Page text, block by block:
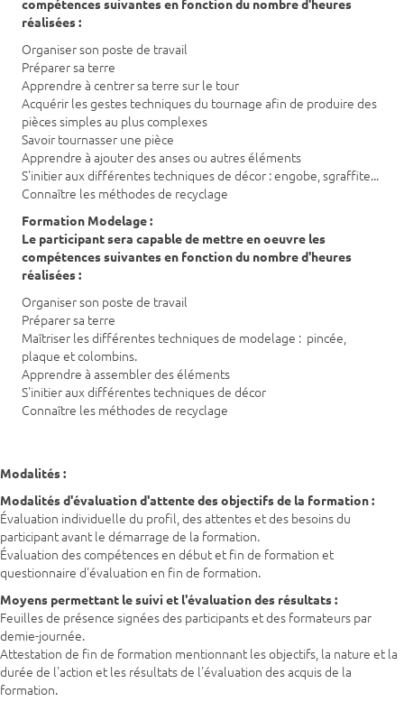
compétences suivantes en fonction du nombre d'heures
réalisées :
Organiser son poste de travail
Préparer sa terre
Apprendre à centrer sa terre sur le tour
Acquérir les gestes techniques du tournage afin de produire des
pièces simples au plus complexes
Savoir tournasser une pièce
Apprendre à ajouter des anses ou autres éléments
S'initier aux différentes techniques de décor : engobe, sgraffite...
Connaître les méthodes de recyclage
Formation Modelage :
Le participant sera capable de mettre en oeuvre les
compétences suivantes en fonction du nombre d'heures
réalisées :
Organiser son poste de travail
Préparer sa terre
Maîtriser les différentes techniques de modelage : pincée,
plaque et colombins.
Apprendre à assembler des éléments
S'initier aux différentes techniques de décor
Connaître les méthodes de recyclage
Modalités :
Modalités d'évaluation d'attente des objectifs de la formation :
Évaluation individuelle du profil, des attentes et des besoins du
participant avant le démarrage de la formation.
Évaluation des compétences en début et fin de formation et
questionnaire d'évaluation en fin de formation.
Moyens permettant le suivi et l'évaluation des résultats :
Feuilles de présence signées des participants et des formateurs par
demie-journée.
Attestation de fin de formation mentionnant les objectifs, la nature et la
durée de l'action et les résultats de l'évaluation des acquis de la
formation.